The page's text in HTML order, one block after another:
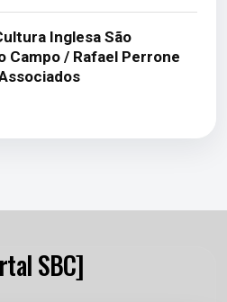
Inglesa São
Campo / Rafael Perrone
SBC]